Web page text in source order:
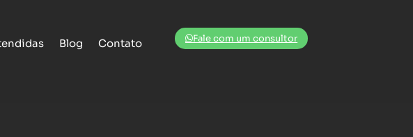
Blog Contato Fale com um consultor